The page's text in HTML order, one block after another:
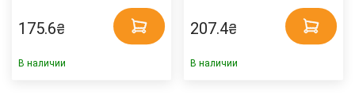
175.6₴
В наличии
207.4₴
В наличии